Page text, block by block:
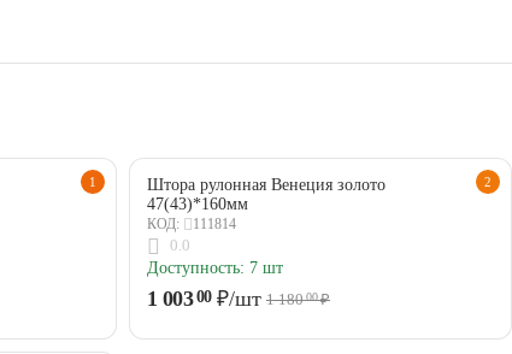
1 2
Штора рулонная Венеция золото
47(43)*160мм
КОД: 111814
0.0
Доступность: 7 шт
1 00300 ₽/шт 1 18000₽